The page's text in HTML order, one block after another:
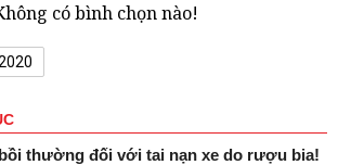
có bình chọn nào!
thường đối với tai nạn xe do rượu bia!